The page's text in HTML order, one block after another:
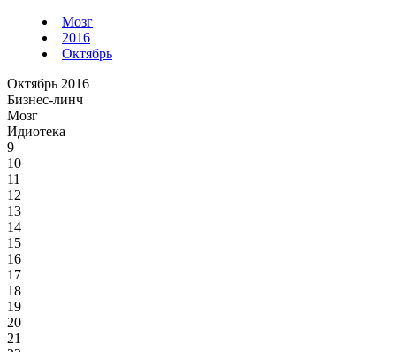
Мозг
2016
Октябрь
Октябрь 2016
Бизнес-линч
Мозг
Идиотека
9
10
11
12
13
14
15
16
17
18
19
20
21